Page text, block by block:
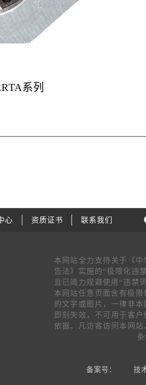
系列
心 资质证书 联系我们
本网站全力支持关于《中
告法》实施的“极限化违
且已竭力规避使用“违禁
本网站任意页面含有极限
的文字或图片，一律非本
即刻失效，不可用于客
依据。凡访客访问本网
备案号： 技